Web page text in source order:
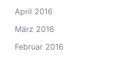
April 2016
März 2016
Februar 2016